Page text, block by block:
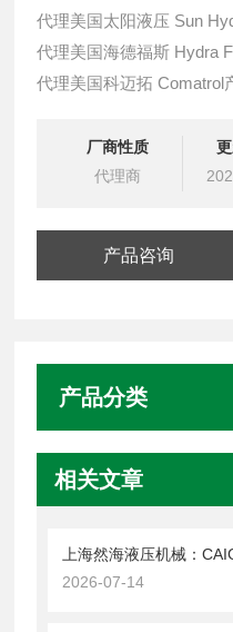
代理美国太阳液压 Sun
代理美国海德福斯 Hydra
代理美国科迈拓 Comatrol
提供油路系统设计,油路
液压油缸，经销力士乐、
厂商性质
代理商
产品咨询
产品分类
相关文章
2026-07-14